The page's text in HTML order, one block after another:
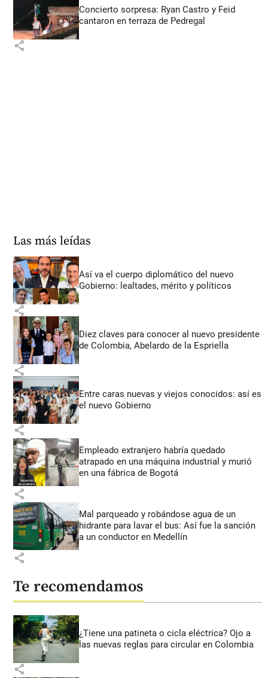
Concierto sorpresa: Ryan Castro y Feid
cantaron en terraza de Pedregal
share
Las más leídas
Así va el cuerpo diplomático del nuevo
Gobierno: lealtades, mérito y políticos
share
Diez claves para conocer al nuevo presidente
de Colombia, Abelardo de la Espriella
share
Entre caras nuevas y viejos conocidos: así es
el nuevo Gobierno
share
Empleado extranjero habría quedado
atrapado en una máquina industrial y murió
en una fábrica de Bogotá
share
Mal parqueado y robándose agua de un
hidrante para lavar el bus: Así fue la sanción
a un conductor en Medellín
share
Te recomendamos
¿Tiene una patineta o cicla eléctrica? Ojo a
las nuevas reglas para circular en Colombia
share